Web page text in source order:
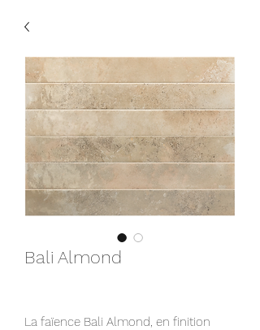
Bali Almond
La faïence Bali Almond, en finition